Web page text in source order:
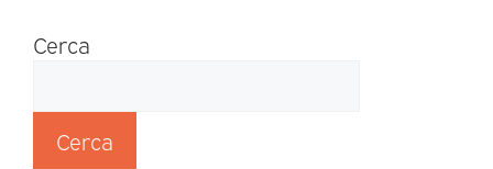
Cerca
Cerca